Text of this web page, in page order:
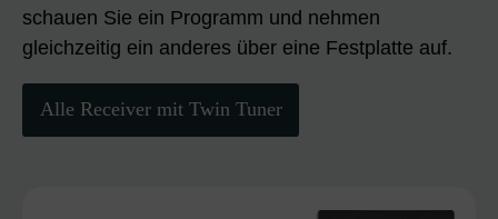
schauen Sie ein Programm und nehmen
gleichzeitig ein anderes über eine Festplatte auf.
Alle Receiver mit Twin Tuner